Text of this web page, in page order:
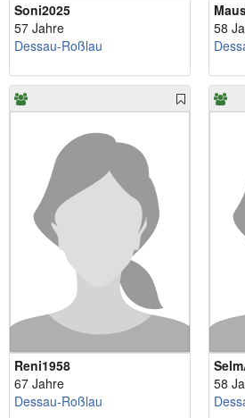
Soni2025
57 Jahre
Dessau-Roßlau
58
Reni1958
67 Jahre
Dessau-Roßlau
58